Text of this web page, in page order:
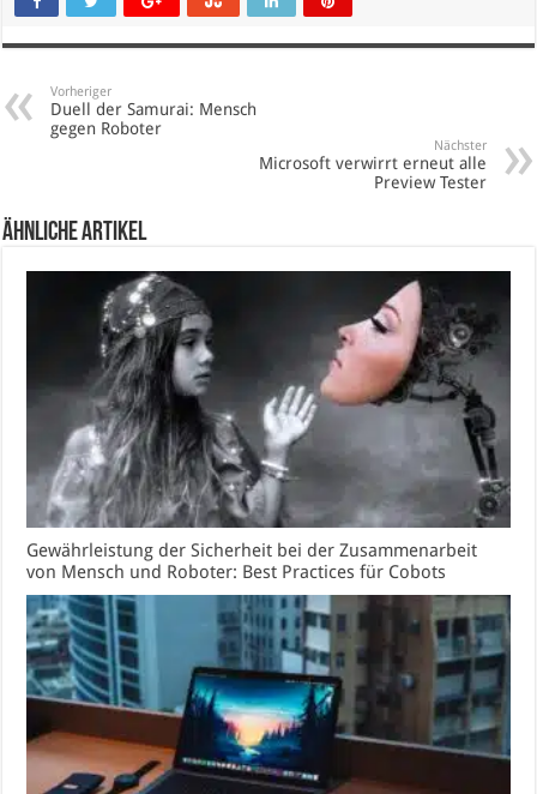
Vorheriger
Duell der Samurai: Mensch
gegen Roboter
Nächster
Microsoft verwirrt erneut alle
Preview Tester
Ähnliche Artikel
Gewährleistung der Sicherheit bei der Zusammenarbeit
von Mensch und Roboter: Best Practices für Cobots